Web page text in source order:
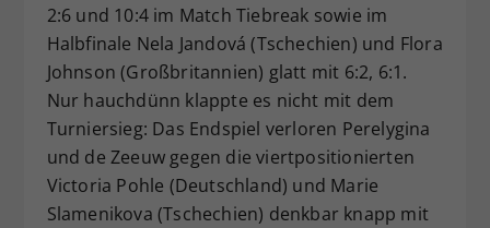
2:6 und 10:4 im Match Tiebreak sowie im
Halbfinale Nela Jandová (Tschechien) und Flora
Johnson (Großbritannien) glatt mit 6:2, 6:1.
Nur hauchdünn klappte es nicht mit dem
Turniersieg: Das Endspiel verloren Perelygina
und de Zeeuw gegen die viertpositionierten
Victoria Pohle (Deutschland) und Marie
Slamenikova (Tschechien) denkbar knapp mit